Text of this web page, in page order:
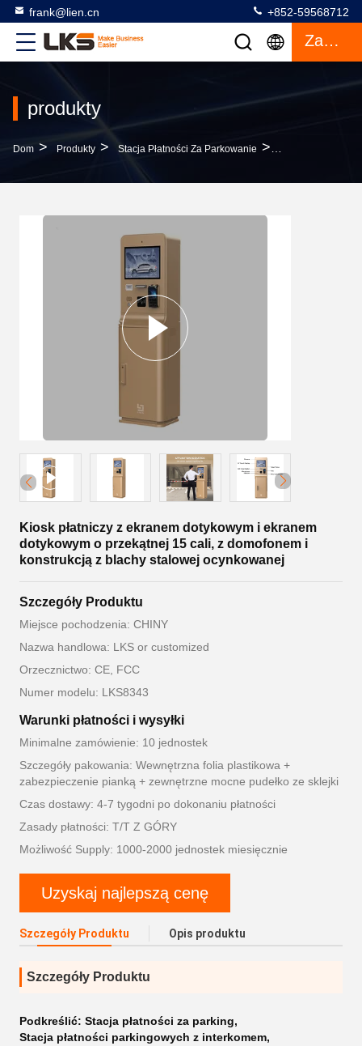
frank@lien.cn +852-59568712
Zacytować
produkty
Dom > Produkty > Stacja Płatności Za Parkowanie >
Kiosk płatniczy z ekranem dotykowym i ekranem
dotykowym o przekątnej 15 cali, z domofonem i
konstrukcją z blachy stalowej ocynkowanej
Szczegóły Produktu
Miejsce pochodzenia: CHINY
Nazwa handlowa: LKS or customized
Orzecznictwo: CE, FCC
Numer modelu: LKS8343
Warunki płatności i wysyłki
Minimalne zamówienie: 10 jednostek
Szczegóły pakowania: Wewnętrzna folia plastikowa +
zabezpieczenie pianką + zewnętrzne mocne pudełko ze sklejki
Czas dostawy: 4-7 tygodni po dokonaniu płatności
Zasady płatności: T/T Z GÓRY
Możliwość Supply: 1000-2000 jednostek miesięcznie
Uzyskaj najlepszą cenę
Szczegóły Produktu Opis produktu
Szczegóły Produktu
Podkreślić: Stacja płatności za parking,
Stacja płatności parkingowych z interkomem,